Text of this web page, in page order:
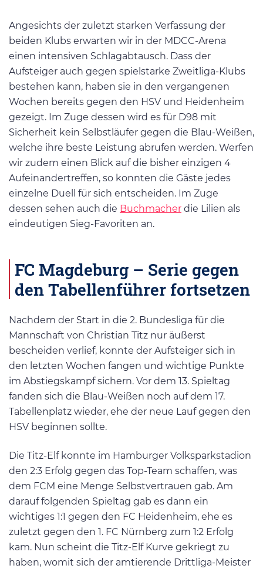
Angesichts der zuletzt starken Verfassung der
beiden Klubs erwarten wir in der MDCC-Arena
einen intensiven Schlagabtausch. Dass der
Aufsteiger auch gegen spielstarke Zweitliga-Klubs
bestehen kann, haben sie in den vergangenen
Wochen bereits gegen den HSV und Heidenheim
gezeigt. Im Zuge dessen wird es für D98 mit
Sicherheit kein Selbstläufer gegen die Blau-Weißen,
welche ihre beste Leistung abrufen werden. Werfen
wir zudem einen Blick auf die bisher einzigen 4
Aufeinandertreffen, so konnten die Gäste jedes
einzelne Duell für sich entscheiden. Im Zuge
dessen sehen auch die Buchmacher die Lilien als
eindeutigen Sieg-Favoriten an.
FC Magdeburg – Serie gegen
den Tabellenführer fortsetzen
Nachdem der Start in die 2. Bundesliga für die
Mannschaft von Christian Titz nur äußerst
bescheiden verlief, konnte der Aufsteiger sich in
den letzten Wochen fangen und wichtige Punkte
im Abstiegskampf sichern. Vor dem 13. Spieltag
fanden sich die Blau-Weißen noch auf dem 17.
Tabellenplatz wieder, ehe der neue Lauf gegen den
HSV beginnen sollte.
Die Titz-Elf konnte im Hamburger Volksparkstadion
den 2:3 Erfolg gegen das Top-Team schaffen, was
dem FCM eine Menge Selbstvertrauen gab. Am
darauf folgenden Spieltag gab es dann ein
wichtiges 1:1 gegen den FC Heidenheim, ehe es
zuletzt gegen den 1. FC Nürnberg zum 1:2 Erfolg
kam. Nun scheint die Titz-Elf Kurve gekriegt zu
haben, womit sich der amtierende Drittliga-Meister